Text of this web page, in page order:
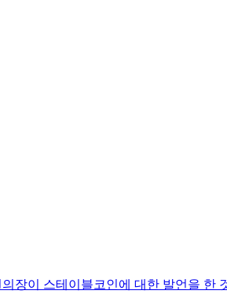
장이 스테이블코인에 대한 발언을 한